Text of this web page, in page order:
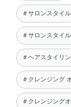
＃サロンスタイ
＃サロンスタイ
＃ヘアスタイリ
＃クレンジング
＃クレンジング